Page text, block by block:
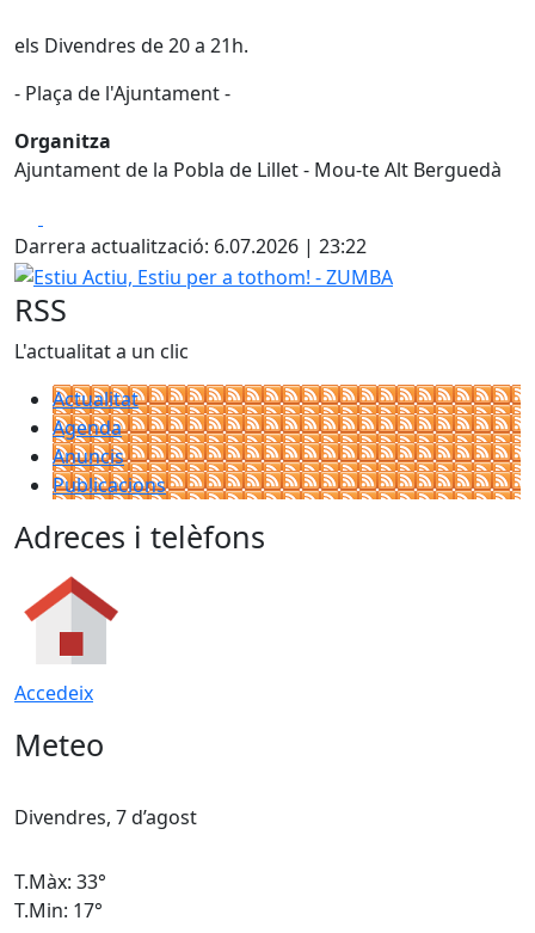
els Divendres de 20 a 21h.
- Plaça de l'Ajuntament -
Organitza
Ajuntament de la Pobla de Lillet - Mou-te Alt Berguedà
Darrera actualització: 6.07.2026 | 23:22
Estiu Actiu, Estiu per a tothom! - ZUMBA
RSS
L'actualitat a un clic
Actualitat
Agenda
Anuncis
Publicacions
Adreces i telèfons
Accedeix
Meteo
Divendres, 7 d’agost
T.Màx: 33°
T.Min: 17°